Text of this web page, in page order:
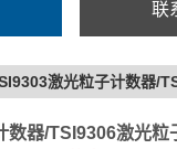
联
激光粒子计数器/
数器/TSI9306激光粒